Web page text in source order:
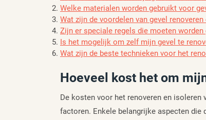
Welke materialen worden gebruikt voor
Wat zijn de voordelen van gevel
Zijn er speciale regels die moeten
Is het mogelijk om zelf mijn gevel te
Wat zijn de beste technieken voor het
Hoeveel kost het om
De kosten voor het renoveren en isoleren
factoren. Enkele belangrijke aspecten die